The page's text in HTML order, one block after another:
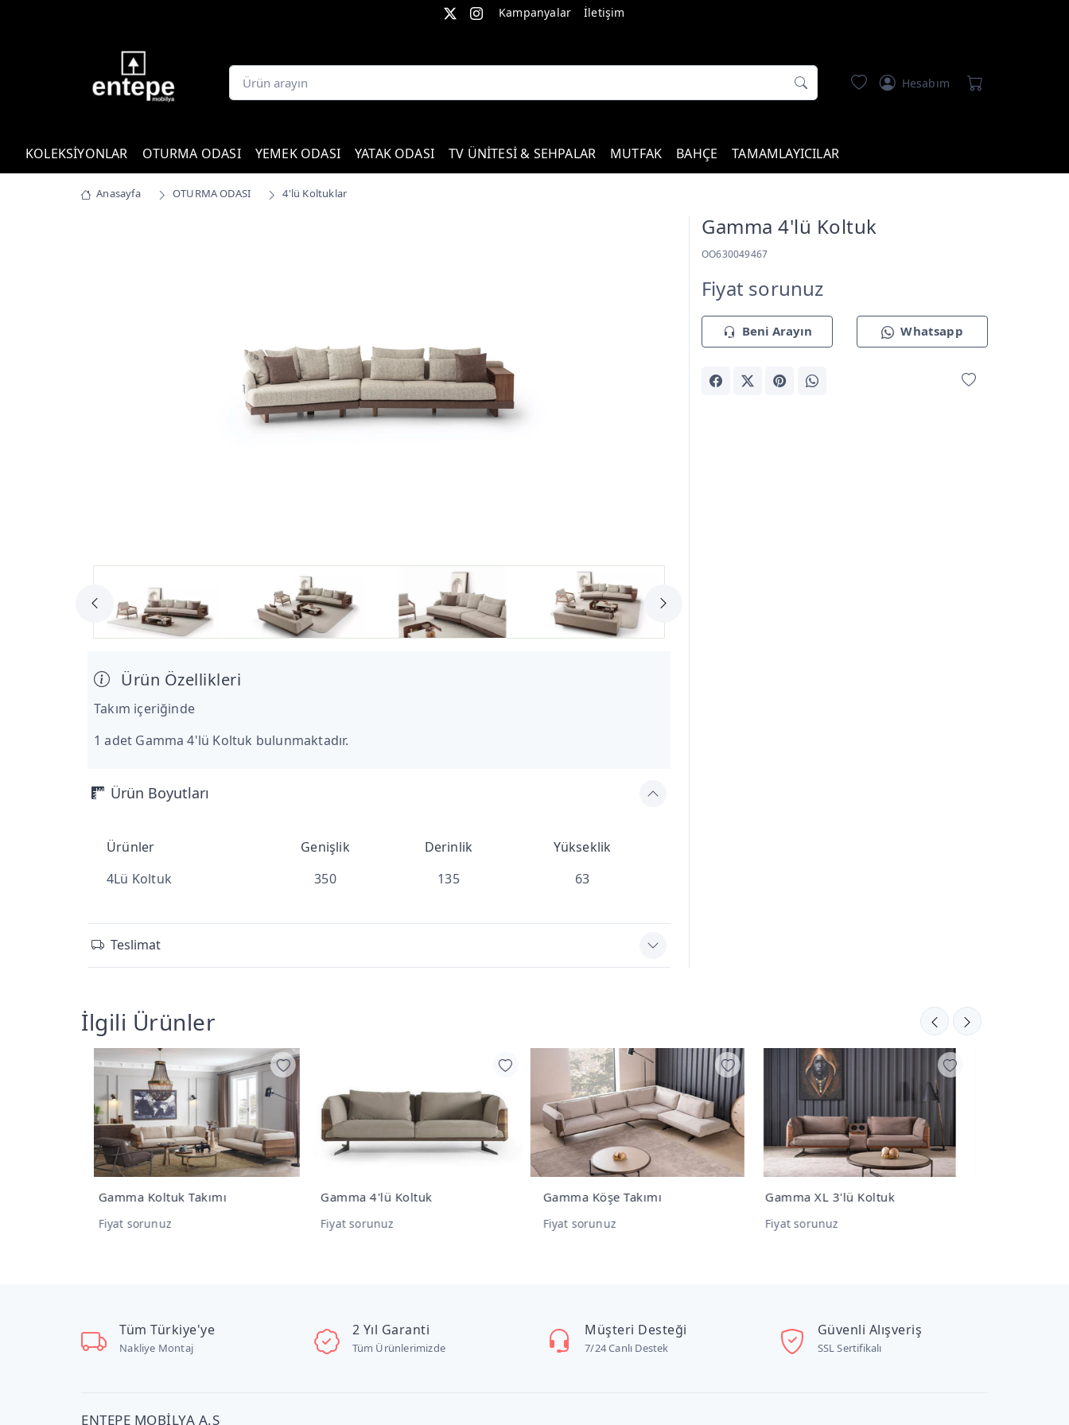
Kampanyalar İletişim
Hesabım
KOLEKSİYONLAR OTURMA ODASI YEMEK ODASI YATAK ODASI TV ÜNİTESİ & SEHPALAR MUTFAK BAHÇE TAMAMLAYICILAR
Anasayfa OTURMA ODASI 4'lü Koltuklar
Gamma 4'lü Koltuk
OO630049467
Fiyat sorunuz
Beni Arayın Whatsapp
Ürün Özellikleri
Takım içeriğinde
1 adet Gamma 4'lü Koltuk bulunmaktadır.
Ürün Boyutları
Ürünler Genişlik Derinlik
Yükseklik
4Lü Koltuk
350 135 63
Teslimat
İlgili Ürünler
Gamma 4'lü Koltuk
Fiyat sorunuz
Gamma Köşe Takımı
Fiyat sorunuz
Gamma XL 3'lü Koltuk
Fiyat sorunuz
Gamma 3'lü Koltuk
Fiyat sorunuz
Tüm Türkiye'ye
Nakliye Montaj
2 Yıl Garanti
Tüm Ürünlerimizde
Müşteri Desteği
7/24 Canlı Destek
Güvenli Alışveriş
SSL Sertifikalı
ENTEPE MOBİLYA A.Ş